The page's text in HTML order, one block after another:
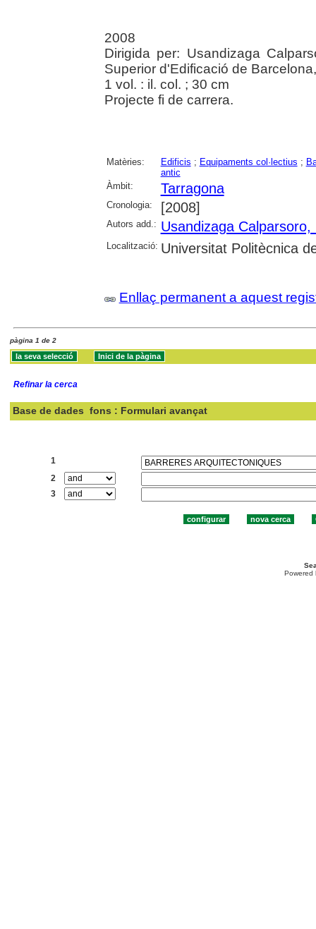
2008
Dirigida per: Usandizaga
Superior d'Edificació de
1 vol. : il. col. ; 30 cm
Projecte fi de carrera.
Matèries: Edificis ; Equipaments col·lectius ;
antic
Àmbit:
Tarragona
Cronologia: [2008]
Autors add.: Usandizaga Calparsoro,
Localització: Universitat Politècnica
Enllaç permanent a aquest
pàgina 1 de 2
Refinar la cerca
Base de dades fons : Formulari avançat
1
2
3